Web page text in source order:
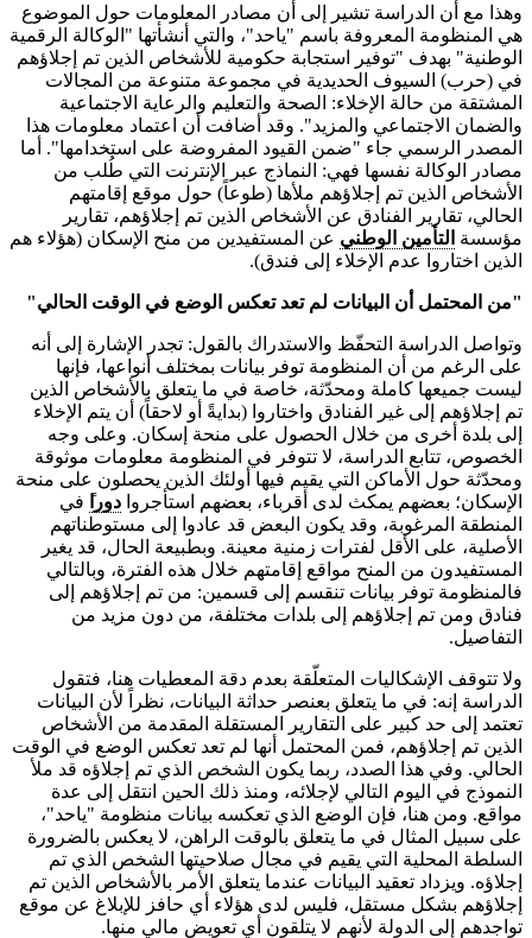
وهذا مع أن الدراسة تشير إلى أن مصادر المعلومات حول الموضوع
هي المنظومة المعروفة باسم "ياحد"، والتي أنشأتها "الوكالة الرقمية
الوطنية" بهدف "توفير استجابة حكومية للأشخاص الذين تم إجلاؤهم
في (حرب) السيوف الحديدية في مجموعة متنوعة من المجالات
المشتقة من حالة الإخلاء: الصحة والتعليم والرعاية الاجتماعية
والضمان الاجتماعي والمزيد". وقد أضافت أن اعتماد معلومات هذا
المصدر الرسمي جاء "ضمن القيود المفروضة على استخدامها". أما
مصادر الوكالة نفسها فهي: النماذج عبر الإنترنت التي طُلب من
الأشخاص الذين تم إجلاؤهم ملأها (طوعاً) حول موقع إقامتهم
الحالي، تقارير الفنادق عن الأشخاص الذين تم إجلاؤهم، تقارير
مؤسسة التأمين الوطني عن المستفيدين من منح الإسكان (هؤلاء هم
الذين اختاروا عدم الإخلاء إلى فندق).
"من المحتمل أن البيانات لم تعد تعكس الوضع في الوقت الحالي"
وتواصل الدراسة التحفّظ والاستدراك بالقول: تجدر الإشارة إلى أنه
على الرغم من أن المنظومة توفر بيانات بمختلف أنواعها، فإنها
ليست جميعها كاملة ومحدّثة، خاصة في ما يتعلق بالأشخاص الذين
تم إجلاؤهم إلى غير الفنادق واختاروا (بدايةً أو لاحقاً) أن يتم الإخلاء
إلى بلدة أخرى من خلال الحصول على منحة إسكان. وعلى وجه
الخصوص، تتابع الدراسة، لا تتوفر في المنظومة معلومات موثوقة
ومحدّثة حول الأماكن التي يقيم فيها أولئك الذين يحصلون على منحة
الإسكان؛ بعضهم يمكث لدى أقرباء، بعضهم استأجروا دورا ً في
المنطقة المرغوبة، وقد يكون البعض قد عادوا إلى مستوطناتهم
الأصلية، على الأقل لفترات زمنية معينة. وبطبيعة الحال، قد يغير
المستفيدون من المنح مواقع إقامتهم خلال هذه الفترة، وبالتالي
فالمنظومة توفر بيانات تنقسم إلى قسمين: من تم إجلاؤهم إلى
فنادق ومن تم إجلاؤهم إلى بلدات مختلفة، من دون مزيد من
التفاصيل.
ولا تتوقف الإشكاليات المتعلّقة بعدم دقة المعطيات هنا، فتقول
الدراسة إنه: في ما يتعلق بعنصر حداثة البيانات، نظراً لأن البيانات
تعتمد إلى حد كبير على التقارير المستقلة المقدمة من الأشخاص
الذين تم إجلاؤهم، فمن المحتمل أنها لم تعد تعكس الوضع في الوقت
الحالي. وفي هذا الصدد، ربما يكون الشخص الذي تم إجلاؤه قد ملأ
النموذج في اليوم التالي لإجلائه، ومنذ ذلك الحين انتقل إلى عدة
مواقع. ومن هنا، فإن الوضع الذي تعكسه بيانات منظومة "ياحد"،
على سبيل المثال في ما يتعلق بالوقت الراهن، لا يعكس بالضرورة
السلطة المحلية التي يقيم في مجال صلاحيتها الشخص الذي تم
إجلاؤه. ويزداد تعقيد البيانات عندما يتعلق الأمر بالأشخاص الذين تم
إجلاؤهم بشكل مستقل، فليس لدى هؤلاء أي حافز للإبلاغ عن موقع
تواجدهم إلى الدولة لأنهم لا يتلقون أي تعويض مالي منها.